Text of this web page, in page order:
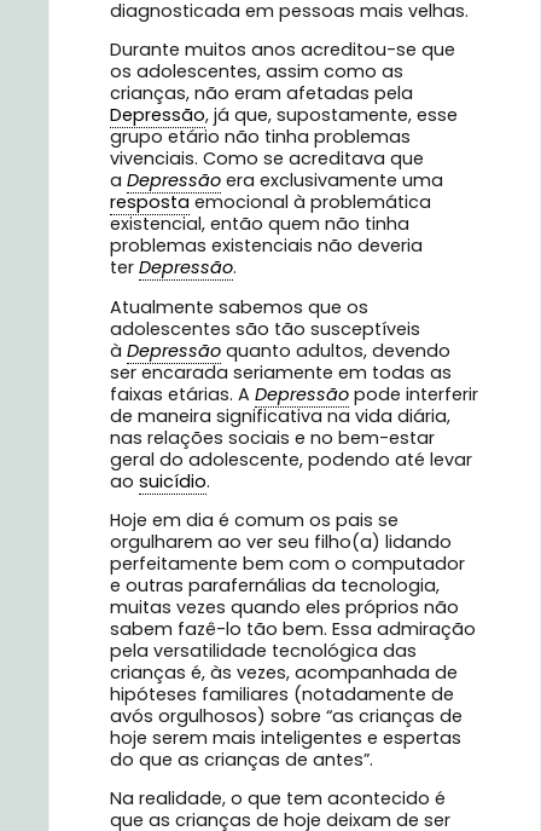
diagnosticada em pessoas mais velhas.
Durante muitos anos acreditou-se que
os adolescentes, assim como as
crianças, não eram afetadas pela
Depressão, já que, supostamente, esse
grupo etário não tinha problemas
vivenciais. Como se acreditava que
a Depressão era exclusivamente uma
resposta emocional à problemática
existencial, então quem não tinha
problemas existenciais não deveria
ter Depressão.
Atualmente sabemos que os
adolescentes são tão susceptíveis
à Depressão quanto adultos, devendo
ser encarada seriamente em todas as
faixas etárias. A Depressão pode interferir
de maneira significativa na vida diária,
nas relações sociais e no bem-estar
geral do adolescente, podendo até levar
ao suicídio.
Hoje em dia é comum os pais se
orgulharem ao ver seu filho(a) lidando
perfeitamente bem com o computador
e outras parafernálias da tecnologia,
muitas vezes quando eles próprios não
sabem fazê-lo tão bem. Essa admiração
pela versatilidade tecnológica das
crianças é, às vezes, acompanhada de
hipóteses familiares (notadamente de
avós orgulhosos) sobre “as crianças de
hoje serem mais inteligentes e espertas
do que as crianças de antes”.
Na realidade, o que tem acontecido é
que as crianças de hoje deixam de ser